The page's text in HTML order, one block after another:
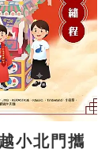
小北門攜